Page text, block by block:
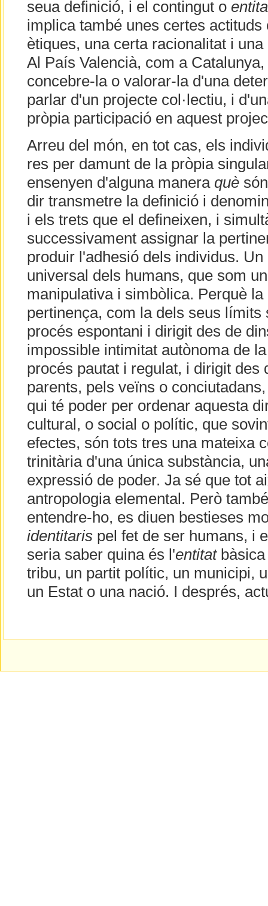
seua definició, i el contingut o
implica també unes certes
ètiques, una certa racionalitat i
Al País Valencià, com a
concebre-la o valorar-la d'una
parlar d'un projecte col·lectiu, i
pròpia participació en aquest
Arreu del món, en tot cas, els
res per damunt de la pròpia
ensenyen d'alguna manera què
dir transmetre la definició i
i els trets que el defineixen, i
successivament assignar la
produir l'adhesió dels individus.
universal dels humans, que som
manipulativa i simbòlica. Perquè
pertinença, com la dels seus límits
procés espontani i dirigit des de
impossible intimitat autònoma de
procés pautat i regulat, i dirigit des
parents, pels veïns o
qui té poder per ordenar aquesta
cultural, o social o polític, que
efectes, són tots tres una mateixa
trinitària d'una única substància,
expressió de poder. Ja sé que tot
antropologia elemental. Però
entendre-ho, es diuen bestieses
identitarispel fet de ser humans, i
seria saber quina és l'entitatbàsica
tribu, un partit polític, un municipi,
un Estat o una nació. I després,